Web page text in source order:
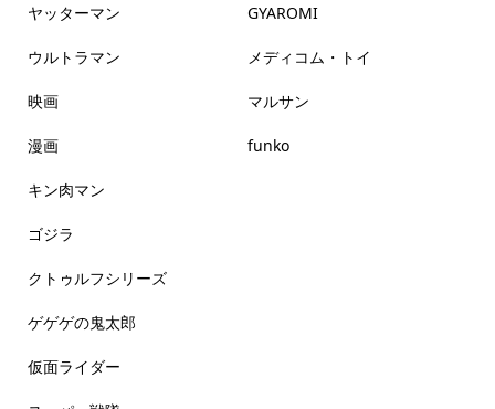
ヤッターマン
ウルトラマン
映画
漫画
キン肉マン
ゴジラ
クトゥルフシリーズ
ゲゲゲの鬼太郎
仮面ライダー
GYAROMI
メディコム・トイ
マルサン
funko